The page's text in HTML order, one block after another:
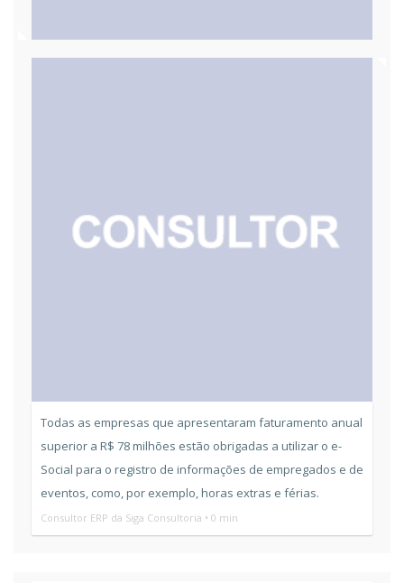
Todas as empresas que apresentaram faturamento anual
superior a R$ 78 milhões estão obrigadas a utilizar o e-
Social para o registro de informações de empregados e de
eventos, como, por exemplo, horas extras e férias.
Consultor ERP da Siga Consultoria • 0 min